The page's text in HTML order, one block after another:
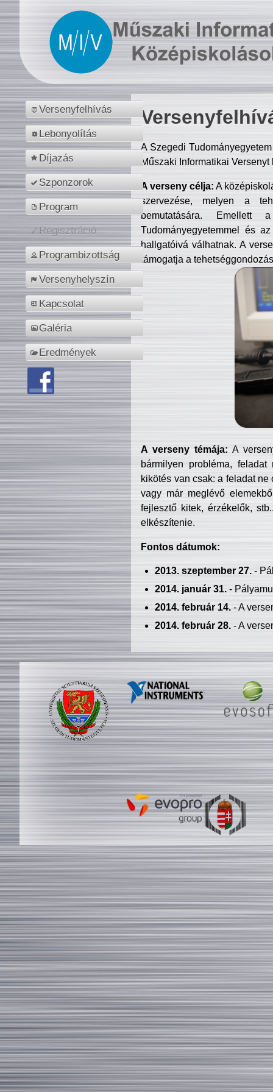
Versenyfelhívás
Lebonyolítás
Díjazás
Szponzorok
Program
Regisztráció
Programbizottság
Versenyhelyszín
Kapcsolat
Galéria
Eredmények
A Szegedi
Műszaki Informatikai
A verseny célja: A
szervezése, melyen a
bemutatására. Emellett
Tudományegyetemmel és
hallgatóivá válhatnak. A
támogatja a
A verseny témája: A
bármilyen probléma, feladat
kikötés van csak: a feladat
vagy már meglévő
fejlesztő kitek, érzékelők,
elkészítenie.
Fontos dátumok:
2013. szeptember 27.-
2014. január 31.-
2014. február 14.- A
2014. február 28.- A